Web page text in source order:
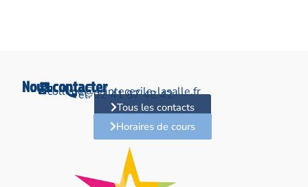
Nous contacter
college@saintececile-lasalle.fr
Tél. 02 41 87 48 42
Tous les contacts
Horaires de cours